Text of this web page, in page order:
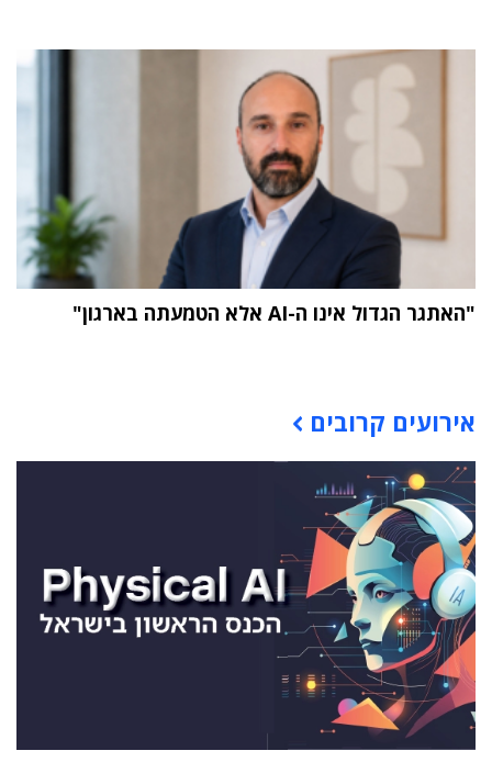
"האתגר הגדול אינו ה-AI אלא הטמעתה בארגון"
אירועים קרובים